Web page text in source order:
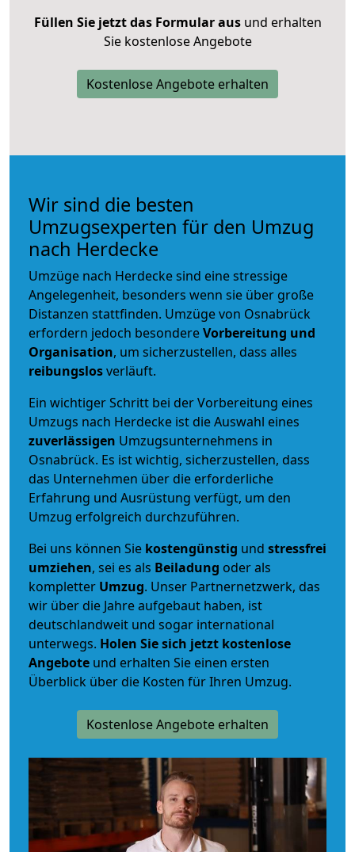
Füllen Sie jetzt das Formular ausund erhalten
Sie kostenlose Angebote
Kostenlose Angebote erhalten
Wir sind die besten
Umzugsexperten für den Umzug
nach Herdecke
Umzüge nach Herdecke sind eine stressige
Angelegenheit, besonders wenn sie über große
Distanzen stattfinden. Umzüge von Osnabrück
erfordern jedoch besondereVorbereitung und
Organisation, um sicherzustellen, dass alles
reibungslosverläuft.
Ein wichtiger Schritt bei der Vorbereitung eines
Umzugs nach Herdecke ist die Auswahl eines
zuverlässigen Umzugsunternehmens in
Osnabrück. Es ist wichtig, sicherzustellen, dass
das Unternehmen über die erforderliche
Erfahrung und Ausrüstung verfügt, um den
Umzug erfolgreich durchzuführen.
Bei uns können Sie kostengünstig und stressfrei
umziehen, sei es als Beiladung oder als
kompletter Umzug. Unser Partnernetzwerk, das
wir über die Jahre aufgebaut haben, ist
deutschlandweit und sogar international
unterwegs. Holen Sie sich jetzt kostenlose
Angebote und erhalten Sie einen ersten
Überblick über die Kosten für Ihren Umzug.
Kostenlose Angebote erhalten